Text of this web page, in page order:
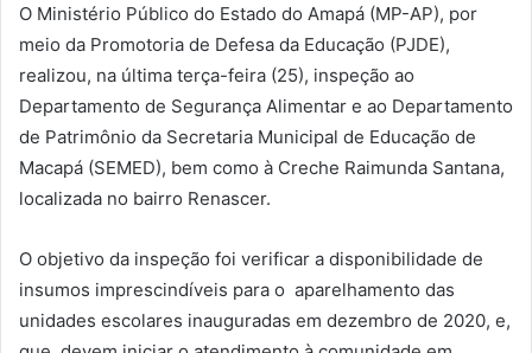
O Ministério Público do Estado do Amapá (MP-AP), por
meio da Promotoria de Defesa da Educação (PJDE),
realizou, na última terça-feira (25), inspeção ao
Departamento de Segurança Alimentar e ao Departamento
de Patrimônio da Secretaria Municipal de Educação de
Macapá (SEMED), bem como à Creche Raimunda Santana,
localizada no bairro Renascer.
O objetivo da inspeção foi verificar a disponibilidade de
insumos imprescindíveis para o aparelhamento das
unidades escolares inauguradas em dezembro de 2020, e,